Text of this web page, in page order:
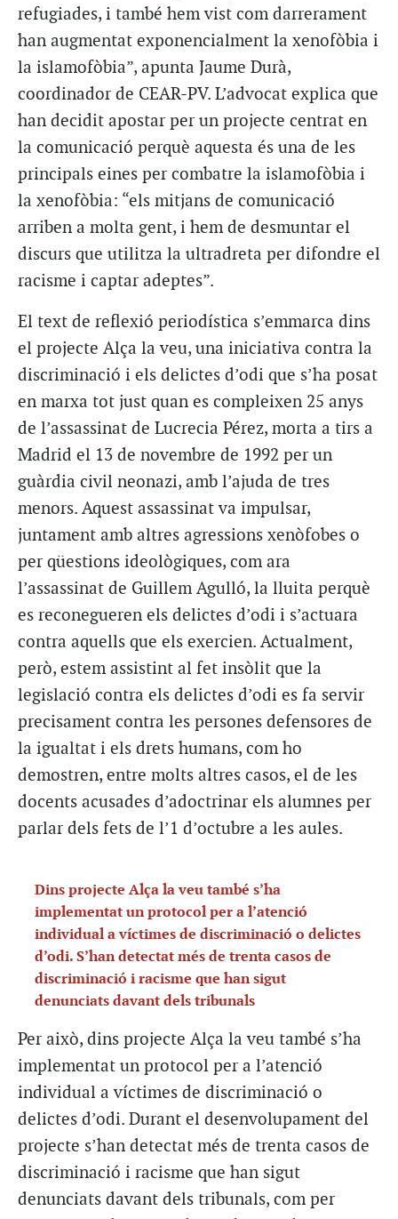
refugiades, i també hem vist com darrerament
han augmentat exponencialment la xenofòbia i
la islamofòbia”, apunta Jaume Durà,
coordinador de CEAR-PV. L’advocat explica que
han decidit apostar per un projecte centrat en
la comunicació perquè aquesta és una de les
principals eines per combatre la islamofòbia i
la xenofòbia: “els mitjans de comunicació
arriben a molta gent, i hem de desmuntar el
discurs que utilitza la ultradreta per difondre el
racisme i captar adeptes”.
El text de reflexió periodística s’emmarca dins
el projecte Alça la veu, una iniciativa contra la
discriminació i els delictes d’odi que s’ha posat
en marxa tot just quan es compleixen 25 anys
de l’assassinat de Lucrecia Pérez, morta a tirs a
Madrid el 13 de novembre de 1992 per un
guàrdia civil neonazi, amb l’ajuda de tres
menors. Aquest assassinat va impulsar,
juntament amb altres agressions xenòfobes o
per qüestions ideològiques, com ara
l’assassinat de Guillem Agulló, la lluita perquè
es reconegueren els delictes d’odi i s’actuara
contra aquells que els exercien. Actualment,
però, estem assistint al fet insòlit que la
legislació contra els delictes d’odi es fa servir
precisament contra les persones defensores de
la igualtat i els drets humans, com ho
demostren, entre molts altres casos, el de les
docents acusades d’adoctrinar els alumnes per
parlar dels fets de l’1 d’octubre a les aules.
Dins projecte Alça la veu també s’ha
implementat un protocol per a l’atenció
individual a víctimes de discriminació o delictes
d’odi. S’han detectat més de trenta casos de
discriminació i racisme que han sigut
denunciats davant dels tribunals
Per això, dins projecte Alça la veu també s’ha
implementat un protocol per a l’atenció
individual a víctimes de discriminació o
delictes d’odi. Durant el desenvolupament del
projecte s’han detectat més de trenta casos de
discriminació i racisme que han sigut
denunciats davant dels tribunals, com per